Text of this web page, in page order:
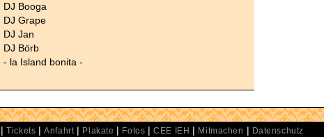
DJ Booga
DJ Grape
DJ Jan
DJ Börb
- la Island bonita -
|Tickets |Anfahrt | Plakate | Fotos |CEE IEH | Mitmachen | Datenschutz